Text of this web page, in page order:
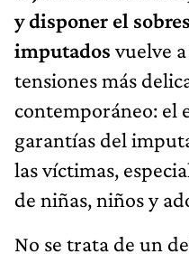
y disponer el
imputados vuelve
tensiones más
contemporáneo: el
garantías del
las víctimas,
de niñas, niños y
No se trata de un